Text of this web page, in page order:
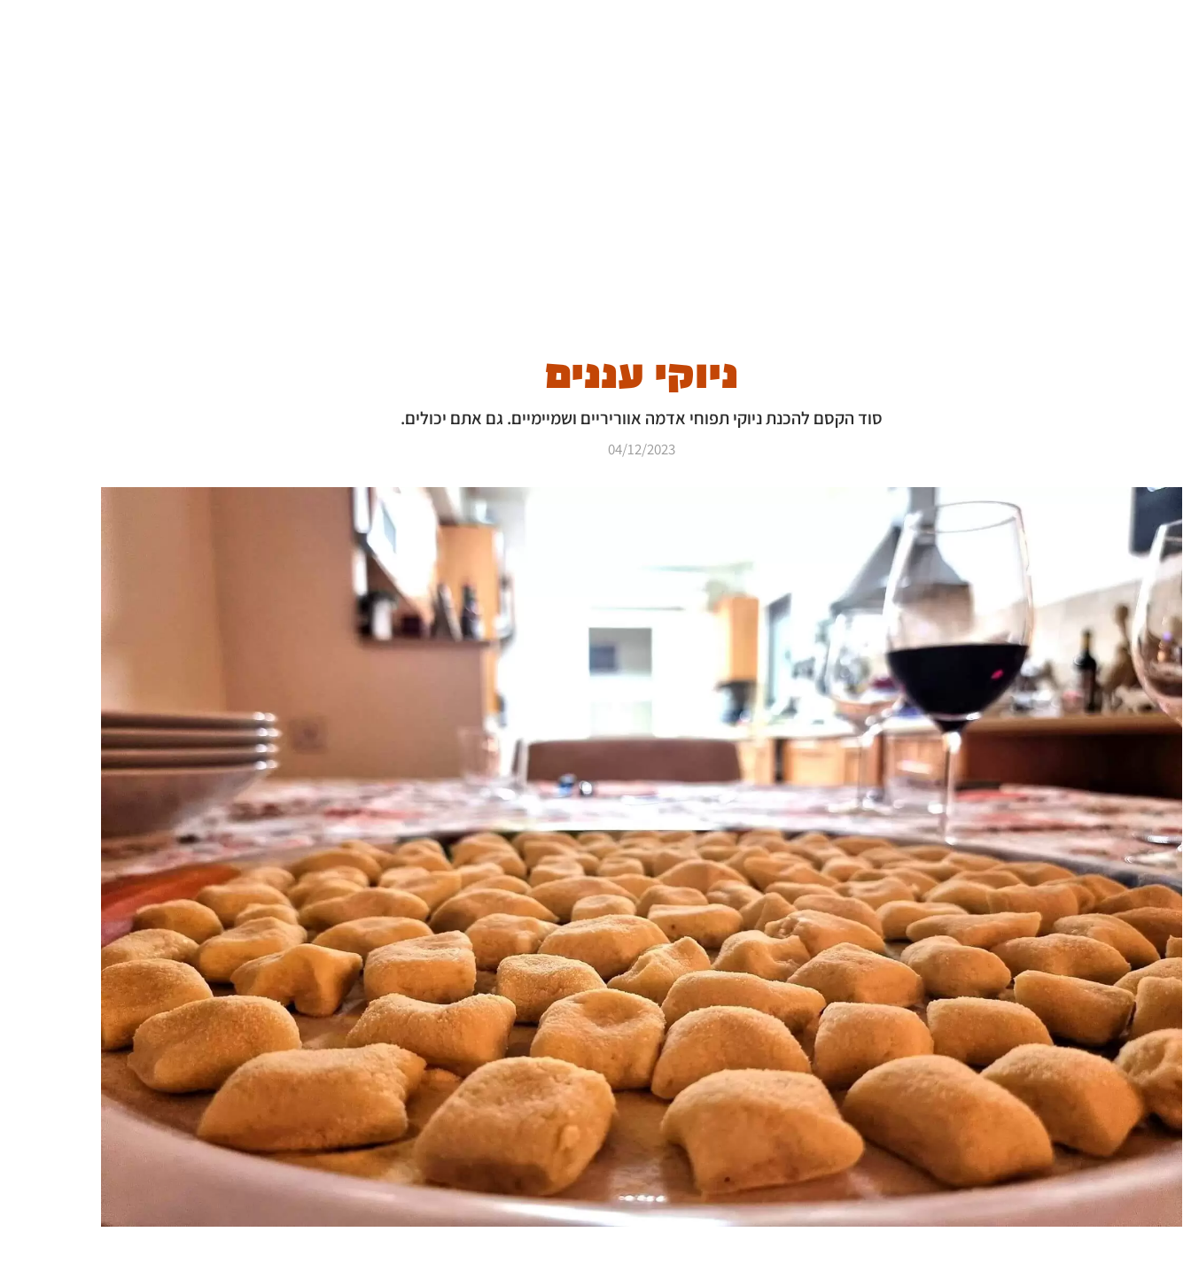
ניוקי עננים
סוד הקסם להכנת ניוקי תפוחי אדמה אווריריים ושמיימיים. גם אתם יכולים.
04/12/2023